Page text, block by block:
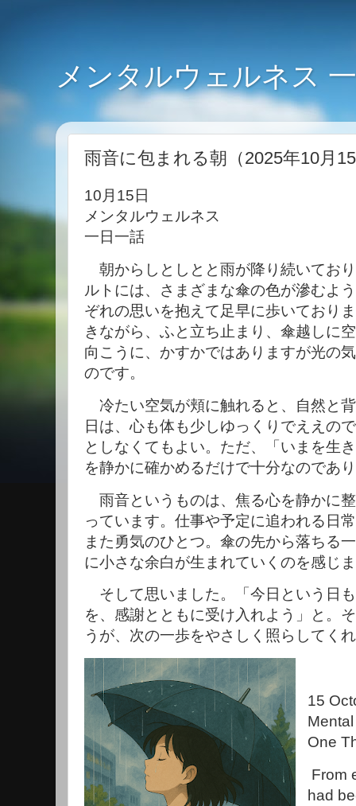
メンタルウェルネス
雨音に包まれる朝（2025年10月
10月15日
メンタルウェルネス
一日一話
朝からしとしとと雨が降り続いてお
ルトには、さまざまな傘の色が滲むよ
ぞれの思いを抱えて足早に歩いており
きながら、ふと立ち止まり、傘越しに
向こうに、かすかではありますが光の
のです。
冷たい空気が頬に触れると、自然と
日は、心も体も少しゆっくりでええの
としなくてもよい。ただ、「いまを生
を静かに確かめるだけで十分なのであ
雨音というものは、焦る心を静かに
っています。仕事や予定に追われる日
また勇気のひとつ。傘の先から落ちる
に小さな余白が生まれていくのを感じ
そして思いました。「今日という日
を、感謝とともに受け入れよう」と。
うが、次の一歩をやさしく照らしてく
15
One
From
had